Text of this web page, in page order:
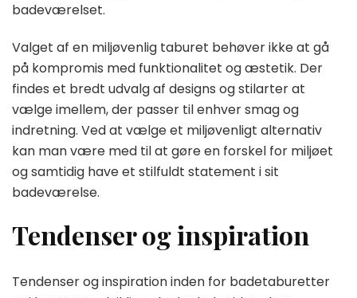
badeværelset.
Valget af en miljøvenlig taburet behøver ikke at gå
på kompromis med funktionalitet og æstetik. Der
findes et bredt udvalg af designs og stilarter at
vælge imellem, der passer til enhver smag og
indretning. Ved at vælge et miljøvenligt alternativ
kan man være med til at gøre en forskel for miljøet
og samtidig have et stilfuldt statement i sit
badeværelse.
Tendenser og inspiration
Tendenser og inspiration inden for badetaburetter